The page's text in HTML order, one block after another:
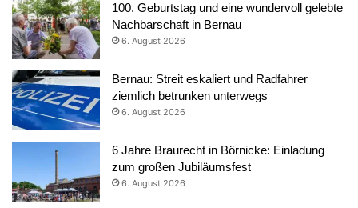
100. Geburtstag und eine wundervoll gelebte
Nachbarschaft in Bernau
6. August 2026
Bernau: Streit eskaliert und Radfahrer
ziemlich betrunken unterwegs
6. August 2026
6 Jahre Braurecht in Börnicke: Einladung
zum großen Jubiläumsfest
6. August 2026